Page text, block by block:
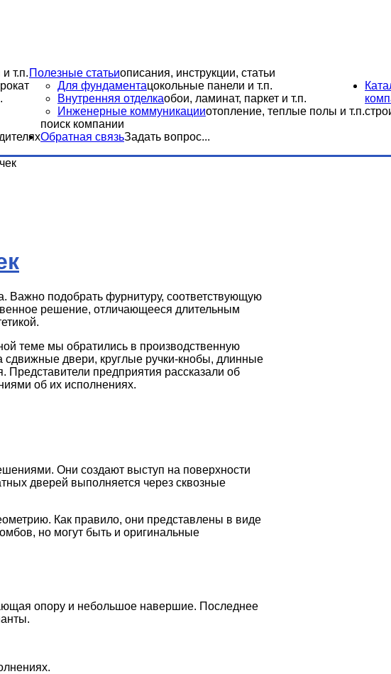
Полезные статьиописания, инструкции, статьи
т.п.
Для фундаментацокольные панели и т.п.
Внутренняя отделкаобои, ламинат, паркет и т.п.
Инженерные коммуникацииотопление, теплые полы и т.п.
поиск компании
Обратная связьЗадать вопрос...
Важно подобрать фурнитуру, соответствующую
решение, отличающееся длительным
теме мы обратились в производственную
сдвижные двери, круглые ручки-кнобы, длинные
Представители предприятия рассказали об
об их исполнениях.
Они создают выступ на поверхности
дверей выполняется через сквозные
Как правило, они представлены в виде
но могут быть и оригинальные
опору и небольшое навершие. Последнее